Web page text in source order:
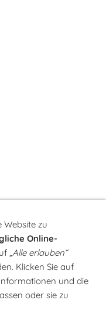
zu
Online-
„Alle erlauben“
Klicken Sie auf
und die
oder sie zu